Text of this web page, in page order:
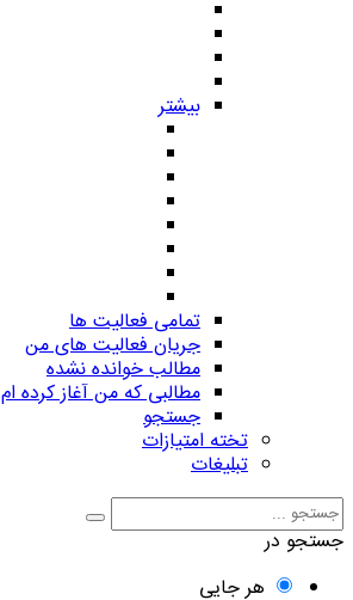
بیشتر
تمامی فعالیت ها
جریان فعالیت های من
مطالب خوانده نشده
مطالبی که من آغاز کرده ام
جستجو
تخته امتیازات
تبلیغات
جستجو در
هر جایی